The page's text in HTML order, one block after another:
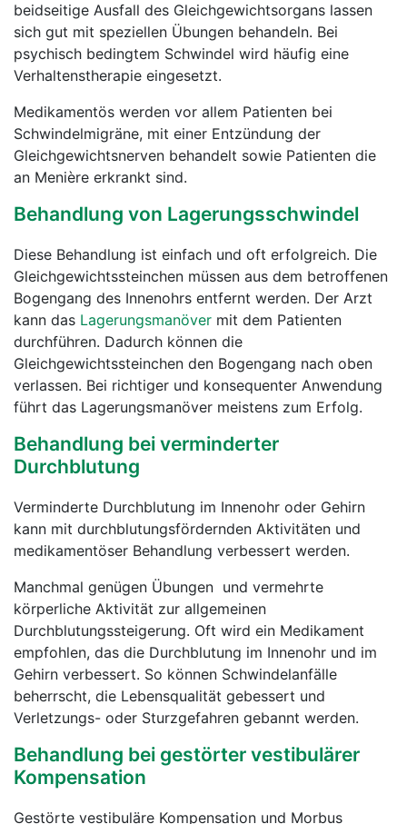
beidseitige Ausfall des Gleichgewichtsorgans lassen
sich gut mit speziellen Übungen behandeln. Bei
psychisch bedingtem Schwindel wird häufig eine
Verhaltenstherapie eingesetzt.
Medikamentös werden vor allem Patienten bei
Schwindelmigräne, mit einer Entzündung der
Gleichgewichtsnerven behandelt sowie Patienten die
an Menière erkrankt sind.
Behandlung von Lagerungsschwindel
Diese Behandlung ist einfach und oft erfolgreich. Die
Gleichgewichtssteinchen müssen aus dem betroffenen
Bogengang des Innenohrs entfernt werden. Der Arzt
kann das Lagerungsmanöver mit dem Patienten
durchführen. Dadurch können die
Gleichgewichtssteinchen den Bogengang nach oben
verlassen. Bei richtiger und konsequenter Anwendung
führt das Lagerungsmanöver meistens zum Erfolg.
Behandlung bei verminderter
Durchblutung
Verminderte Durchblutung im Innenohr oder Gehirn
kann mit durchblutungsfördernden Aktivitäten und
medikamentöser Behandlung verbessert werden.
Manchmal genügen Übungen und vermehrte
körperliche Aktivität zur allgemeinen
Durchblutungssteigerung. Oft wird ein Medikament
empfohlen, das die Durchblutung im Innenohr und im
Gehirn verbessert. So können Schwindelanfälle
beherrscht, die Lebensqualität gebessert und
Verletzungs- oder Sturzgefahren gebannt werden.
Behandlung bei gestörter vestibulärer
Kompensation
Gestörte vestibuläre Kompensation und Morbus